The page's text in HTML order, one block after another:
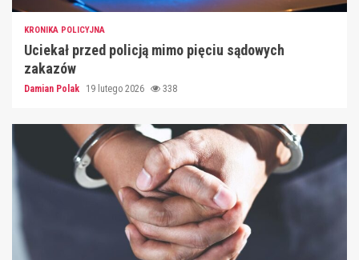
KRONIKA POLICYJNA
Uciekał przed policją mimo pięciu sądowych
zakazów
Damian Polak 19 lutego 2026 338